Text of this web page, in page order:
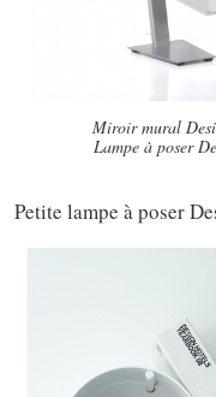
Miroir mural
Lampe à poser
Petite lampe à poser